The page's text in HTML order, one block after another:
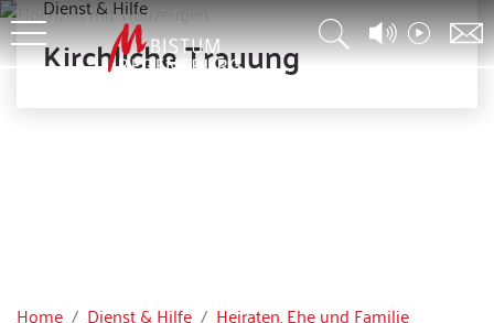
Dienst & Hilfe
Kirchliche Trauung
Home Dienst & Hilfe
Heiraten, Ehe und Familie